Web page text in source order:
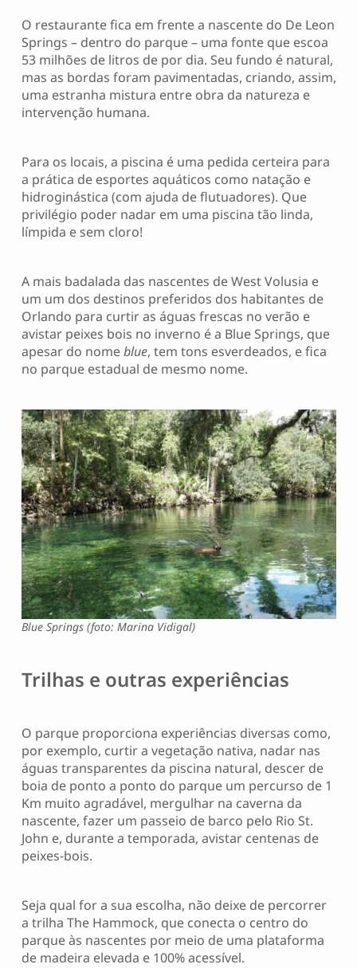
O restaurante fica em frente a nascente do De Leon
Springs – dentro do parque – uma fonte que escoa
53 milhões de litros de por dia. Seu fundo é natural,
mas as bordas foram pavimentadas, criando, assim,
uma estranha mistura entre obra da natureza e
intervenção humana.
Para os locais, a piscina é uma pedida certeira para
a prática de esportes aquáticos como natação e
hidroginástica (com ajuda de flutuadores). Que
privilégio poder nadar em uma piscina tão linda,
límpida e sem cloro!
A mais badalada das nascentes de West Volusia e
um um dos destinos preferidos dos habitantes de
Orlando para curtir as águas frescas no verão e
avistar peixes bois no inverno é a Blue Springs, que
apesar do nomeblue, tem tons esverdeados, e fica
no parque estadual de mesmo nome.
Blue Springs (foto: Marina Vidigal)
Trilhas e outras experiências
O parque proporciona experiências diversas como,
por exemplo, curtir a vegetação nativa, nadar nas
águas transparentes da piscina natural, descer de
boia de ponto a ponto do parque um percurso de 1
Km muito agradável, mergulhar na caverna da
nascente, fazer um passeio de barco pelo Rio St.
John e, durante a temporada, avistar centenas de
peixes-bois.
Seja qual for a sua escolha, não deixe de percorrer
a trilha The Hammock, que conecta o centro do
parque às nascentes por meio de uma plataforma
de madeira elevada e 100% acessível.